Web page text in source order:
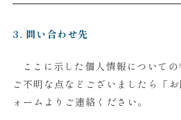
3. 問い合わせ先
ここに示した個人情報について
ご不明な点などございましたら「
ォームよりご連絡ください。